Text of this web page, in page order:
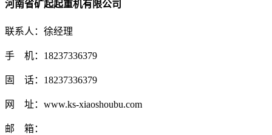
河南省矿起起重机有限公司
联系人：徐经理
手 机：18237336379
固 话：18237336379
网 址：www.ks-xiaoshoubu.com
邮 箱：